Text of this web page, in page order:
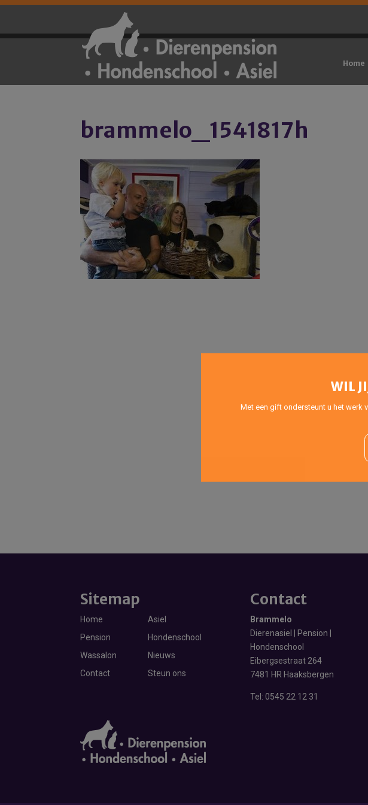
Home
brammelo_1541817h
WIL
Met een gift ondersteunt u het werk
Sitemap
Home
Asiel
Pension
Hondenschool
Wassalon
Nieuws
Contact
Steun ons
Contact
Brammelo
Dierenasiel | Pension |
Hondenschool
Eibergsestraat 264
7481 HR Haaksbergen
Tel: 0545 22 12 31